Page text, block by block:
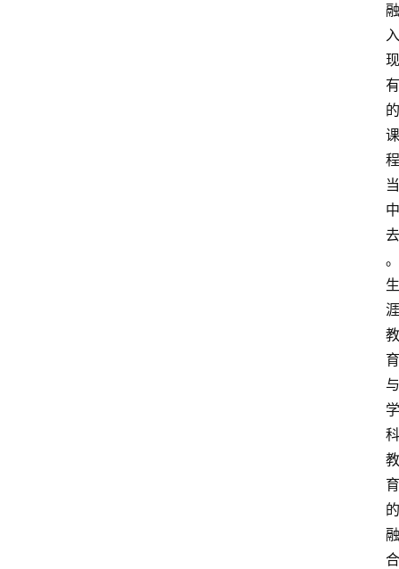
融
入
现
有
的
课
程
当
中
去
。
生
涯
教
育
与
学
科
教
育
的
融
合